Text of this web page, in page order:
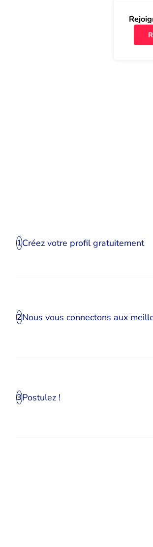
1Créez votre profil gratuitement
2Nous vous connectons aux
3Postulez !